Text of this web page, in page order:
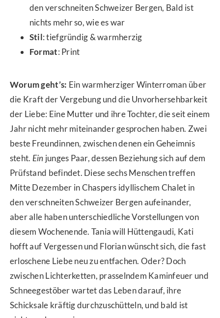
den verschneiten Schweizer Bergen, Bald ist
nichts mehr so, wie es war
Stil: tiefgründig & warmherzig
Format: Print
Worum geht’s: Ein warmherziger Winterroman über
die Kraft der Vergebung und die Unvorhersehbarkeit
der Liebe: Eine Mutter und ihre Tochter, die seit einem
Jahr nicht mehr miteinander gesprochen haben. Zwei
beste Freundinnen, zwischen denen ein Geheimnis
steht. Ein junges Paar, dessen Beziehung sich auf dem
Prüfstand befindet. Diese sechs Menschen treffen
Mitte Dezember in Chaspers idyllischem Chalet in
den verschneiten Schweizer Bergen aufeinander,
aber alle haben unterschiedliche Vorstellungen von
diesem Wochenende. Tania will Hüttengaudi, Kati
hofft auf Vergessen und Florian wünscht sich, die fast
erloschene Liebe neu zu entfachen. Oder? Doch
zwischen Lichterketten, prasselndem Kaminfeuer und
Schneegestöber wartet das Leben darauf, ihre
Schicksale kräftig durchzuschütteln, und bald ist